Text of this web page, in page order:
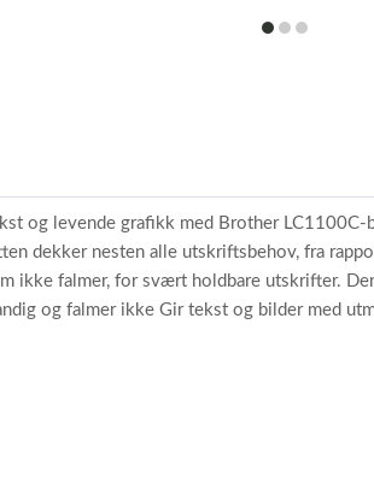
itemitemitem
og levende grafikk med Brother
dekker nesten alle utskriftsbehov, fra
ikke falmer, for svært holdbare utskrifter.
og falmer ikke Gir tekst og bilder med